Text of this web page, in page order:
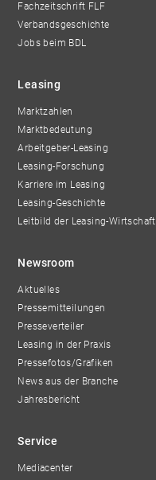
Fachzeitschrift FLF
Verbandsgeschichte
Jobs beim BDL
Leasing
Marktzahlen
Marktbedeutung
Arbeitgeber-Leasing
Leasing-Forschung
Karriere im Leasing
Leasing-Geschichte
Leitbild der Leasing-Wirtschaft
Newsroom
Aktuelles
Pressemitteilungen
Presseverteiler
Leasing in der Praxis
Pressefotos/Grafiken
News aus der Branche
Jahresbericht
Service
Mediacenter